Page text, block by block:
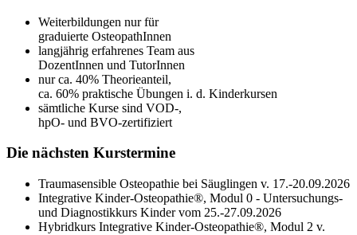
Weiterbildungen nur für
graduierte OsteopathInnen
langjährig erfahrenes Team aus
DozentInnen und TutorInnen
nur ca. 40% Theorieanteil,
ca. 60% praktische Übungen i. d. Kinderkursen
sämtliche Kurse sind VOD-,
hpO- und BVO-zertifiziert
Die nächsten Kurstermine
Traumasensible Osteopathie bei Säuglingen v. 17.-20.09.2026
Integrative Kinder-Osteopathie®, Modul 0 - Untersuchungs-
und Diagnostikkurs Kinder vom 25.-27.09.2026
Hybridkurs Integrative Kinder-Osteopathie®, Modul 2 v.